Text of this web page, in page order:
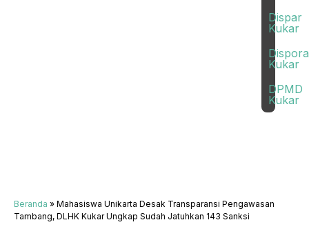
Dispar
Kukar
Dispora
Kukar
DPMD
Kukar
Beranda » Mahasiswa Unikarta Desak Transparansi Pengawasan
Tambang, DLHK Kukar Ungkap Sudah Jatuhkan 143 Sanksi